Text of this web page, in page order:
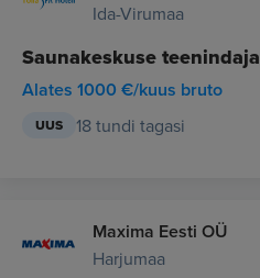
Ida-Virumaa
Saunakeskuse teenindaja
Alates 1000 €/kuus bruto
UUS 18 tundi tagasi
Maxima Eesti OÜ
Harjumaa